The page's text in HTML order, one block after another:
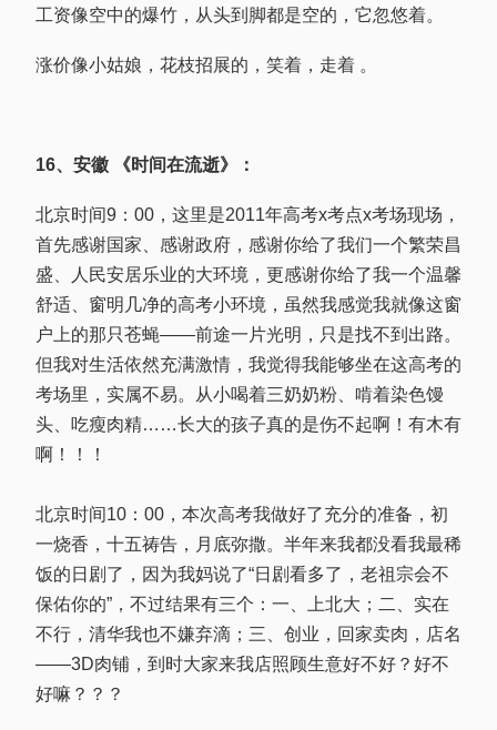
工资像空中的爆竹，从头到脚都是空的，它忽悠着。
涨价像小姑娘，花枝招展的，笑着，走着 。
16、安徽 《时间在流逝》：
北京时间9：00，这里是2011年高考x考点x考场现场，
首先感谢国家、感谢政府，感谢你给了我们一个繁荣昌
盛、人民安居乐业的大环境，更感谢你给了我一个温馨
舒适、窗明几净的高考小环境，虽然我感觉我就像这窗
户上的那只苍蝇——前途一片光明，只是找不到出路。
但我对生活依然充满激情，我觉得我能够坐在这高考的
考场里，实属不易。从小喝着三奶奶粉、啃着染色馒
头、吃瘦肉精……长大的孩子真的是伤不起啊！有木有
啊！！！
北京时间10：00，本次高考我做好了充分的准备，初
一烧香，十五祷告，月底弥撒。半年来我都没看我最稀
饭的日剧了，因为我妈说了“日剧看多了，老祖宗会不
保佑你的”，不过结果有三个：一、上北大；二、实在
不行，清华我也不嫌弃滴；三、创业，回家卖肉，店名
——3D肉铺，到时大家来我店照顾生意好不好？好不
好嘛？？？